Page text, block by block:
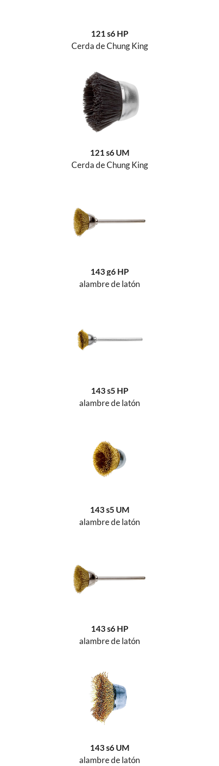
121 s6 HP
Cerda de Chung King
121 s6 UM
Cerda de Chung King
143 g6 HP
alambre de latón
143 s5 HP
alambre de latón
143 s5 UM
alambre de latón
143 s6 HP
alambre de latón
143 s6 UM
alambre de latón